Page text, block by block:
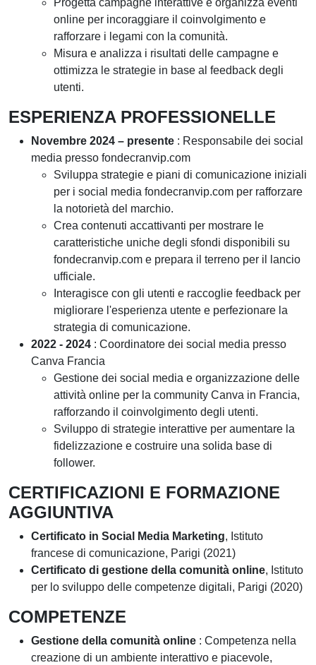
Progetta campagne interattive e organizza eventi
online per incoraggiare il coinvolgimento e
rafforzare i legami con la comunità.
Misura e analizza i risultati delle campagne e
ottimizza le strategie in base al feedback degli
utenti.
ESPERIENZA PROFESSIONELLE
Novembre 2024 – presente : Responsabile dei social
media presso fondecranvip.com
Sviluppa strategie e piani di comunicazione iniziali
per i social media fondecranvip.com per rafforzare
la notorietà del marchio.
Crea contenuti accattivanti per mostrare le
caratteristiche uniche degli sfondi disponibili su
fondecranvip.com e prepara il terreno per il lancio
ufficiale.
Interagisce con gli utenti e raccoglie feedback per
migliorare l'esperienza utente e perfezionare la
strategia di comunicazione.
2022 - 2024 : Coordinatore dei social media presso
Canva Francia
Gestione dei social media e organizzazione delle
attività online per la community Canva in Francia,
rafforzando il coinvolgimento degli utenti.
Sviluppo di strategie interattive per aumentare la
fidelizzazione e costruire una solida base di
follower.
CERTIFICAZIONI E FORMAZIONE
AGGIUNTIVA
Certificato in Social Media Marketing, Istituto
francese di comunicazione, Parigi (2021)
Certificato di gestione della comunità online, Istituto
per lo sviluppo delle competenze digitali, Parigi (2020)
COMPETENZE
Gestione della comunità online : Competenza nella
creazione di un ambiente interattivo e piacevole,